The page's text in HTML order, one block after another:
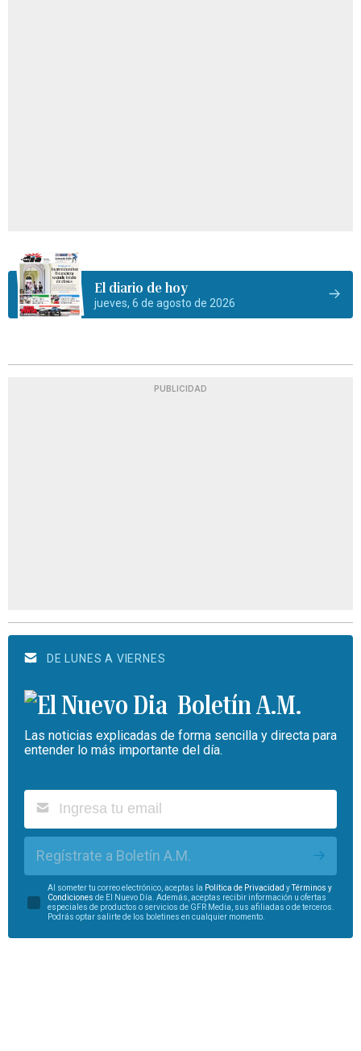
El diario de hoy
jueves, 6 de agosto de 2026
PUBLICIDAD
DE LUNES A VIERNES
Boletín A.M.
Las noticias explicadas de forma sencilla y directa para
entender lo más importante del día.
Regístrate a Boletín A.M.
Al someter tu correo electrónico, aceptas la Política de Privacidad yTérminos y
Condiciones de El Nuevo Día. Además, aceptas recibir información u ofertas
especiales de productos o servicios de GFR Media, sus afiliadas o de terceros.
Podrás optar salirte de los boletines en cualquier momento.